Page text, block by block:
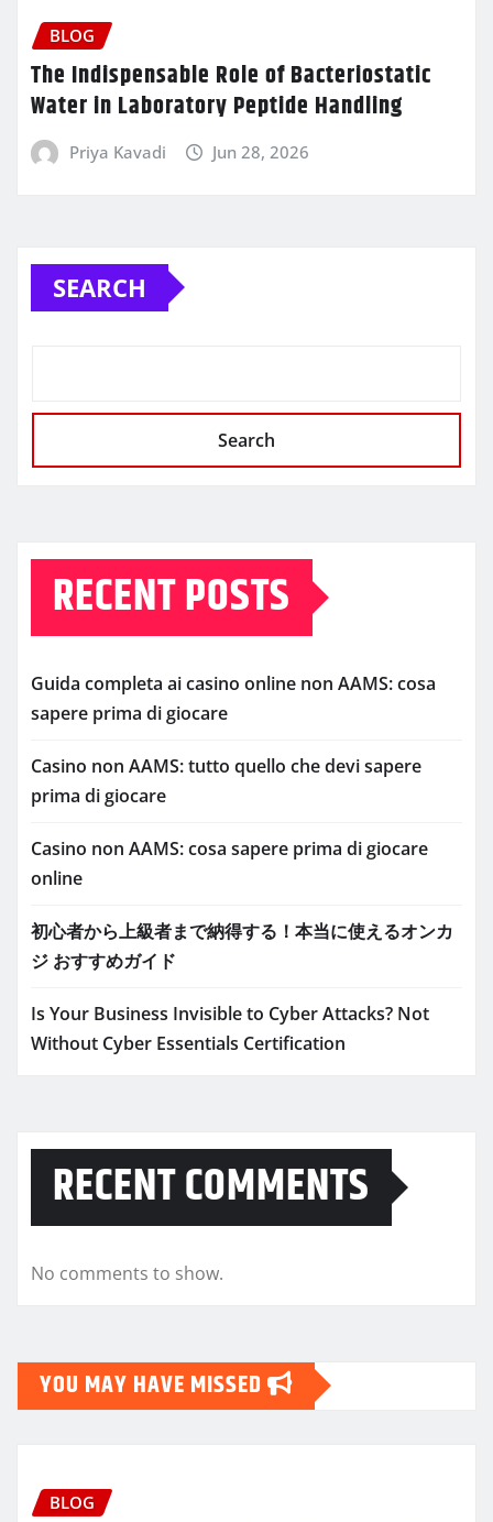
BLOG
The Indispensable Role of Bacteriostatic
Water in Laboratory Peptide Handling
Priya Kavadi Jun 28, 2026
SEARCH
Search
RECENT POSTS
Guida completa ai casino online non AAMS: cosa
sapere prima di giocare
Casino non AAMS: tutto quello che devi sapere
prima di giocare
Casino non AAMS: cosa sapere prima di giocare
online
初心者から上級者まで納得する！本当に使えるオンカ
ジ おすすめガイド
Is Your Business Invisible to Cyber Attacks? Not
Without Cyber Essentials Certification
RECENT COMMENTS
No comments to show.
YOU MAY HAVE MISSED
BLOG